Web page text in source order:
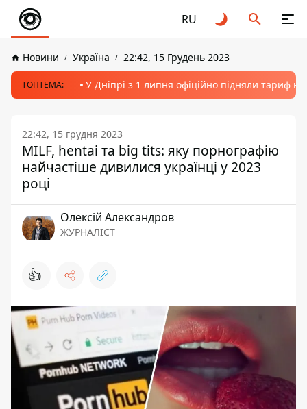
RU
Новини Україна 22:42, 15 Грудень 2023
ТОПТЕМА: У Дніпрі з 1 липня офіційно підняли тариф
22:42, 15 грудня 2023
MILF, hentai та big tits: яку порнографію
найчастіше дивилися українці у 2023
році
Олексій Александров
ЖУРНАЛІСТ
👍